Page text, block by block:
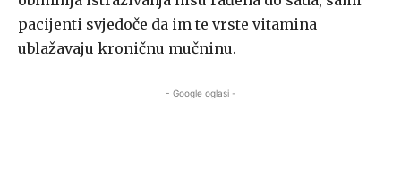
pacijenti svjedoče da im te vrste vitamina
ublažavaju kroničnu mučninu.
- Google oglasi -